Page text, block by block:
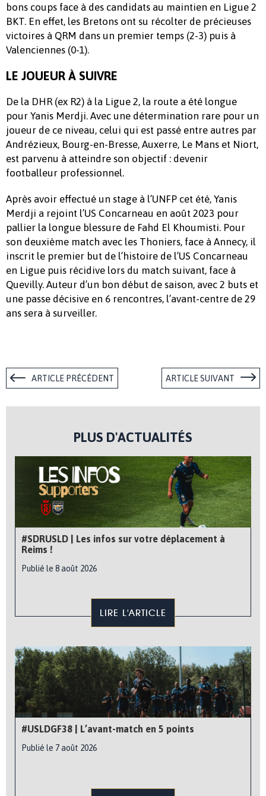
bons coups face à des candidats au maintien en Ligue 2
BKT. En effet, les Bretons ont su récolter de précieuses
victoires à QRM dans un premier temps (2-3) puis à
Valenciennes (0-1).
LE JOUEUR À SUIVRE
De la DHR (ex R2) à la Ligue 2, la route a été longue
pour Yanis Merdji. Avec une détermination rare pour un
joueur de ce niveau, celui qui est passé entre autres par
Andrézieux, Bourg-en-Bresse, Auxerre, Le Mans et Niort,
est parvenu à atteindre son objectif : devenir
footballeur professionnel.
Après avoir effectué un stage à l’UNFP cet été, Yanis
Merdji a rejoint l’US Concarneau en août 2023 pour
pallier la longue blessure de Fahd El Khoumisti. Pour
son deuxième match avec les Thoniers, face à Annecy, il
inscrit le premier but de l’histoire de l’US Concarneau
en Ligue puis récidive lors du match suivant, face à
Quevilly. Auteur d’un bon début de saison, avec 2 buts et
une passe décisive en 6 rencontres, l’avant-centre de 29
ans sera à surveiller.
ARTICLE PRÉCÉDENT ARTICLE SUIVANT
PLUS D'ACTUALITÉS
#SDRUSLD | Les infos sur votre déplacement à
Reims !
Publié le 8 août 2026
LIRE L'ARTICLE
#USLDGF38 | L’avant-match en 5 points
Publié le 7 août 2026